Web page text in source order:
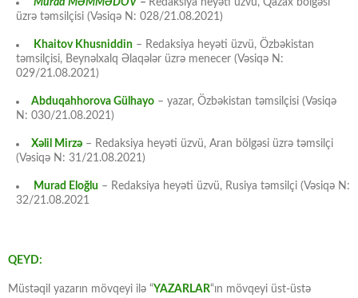
Murad MƏMMƏDOV – Redaksiya heyəti üzvü, Qazax bölgəsi
üzrə təmsilçisi (Vəsiqə N: 028/21.08.2021)
Khaitov Khusniddin – Redaksiya heyəti üzvü, Özbəkistan
təmsilçisi, Beynəlxalq Əlaqələr üzrə menecer (Vəsiqə N:
029/21.08.2021)
Abduqahhorova Gülhayo – yazar, Özbəkistan təmsilçisi (Vəsiqə
N: 030/21.08.2021)
Xəlil Mirzə – Redaksiya heyəti üzvü, Aran bölgəsi üzrə təmsilçi
(Vəsiqə N: 31/21.08.2021)
Murad Eloğlu – Redaksiya heyəti üzvü, Rusiya təmsilçi (Vəsiqə N:
32/21.08.2021
QEYD:
Müstəqil yazarın mövqeyi ilə “YAZARLAR“ın mövqeyi üst-üstə